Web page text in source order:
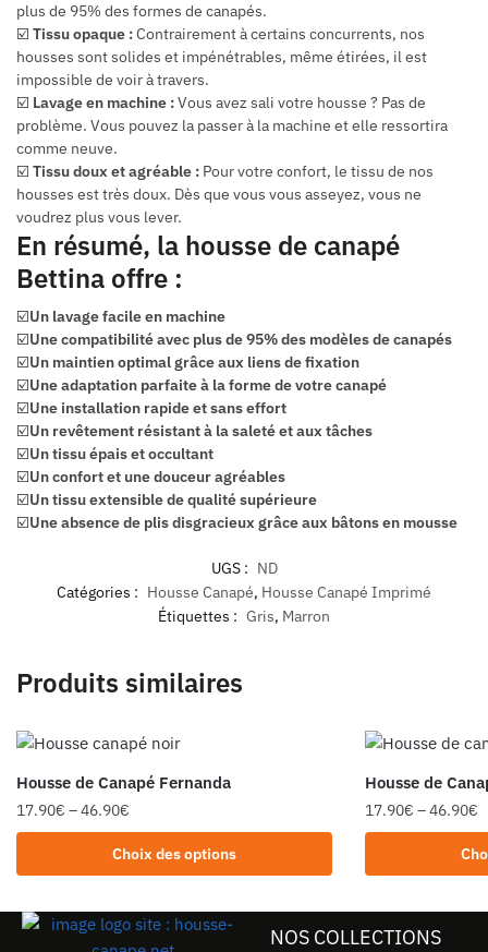
plus de 95% des formes de canapés.
☑️ Tissu opaque :Contrairement à certains concurrents, nos
housses sont solides et impénétrables, même étirées, il est
impossible de voir à travers.
☑️ Lavage en machine :Vous avez sali votre housse ? Pas de
problème. Vous pouvez la passer à la machine et elle ressortira
comme neuve.
☑️ Tissu doux et agréable : Pour votre confort, le tissu de nos
housses est très doux. Dès que vous vous asseyez, vous ne
voudrez plus vous lever.
En résumé, la housse de canapé
Bettina offre :
☑️Un lavage facile en machine
☑️Une compatibilité avec plus de 95% des modèles de canapés
☑️Un maintien optimal grâce aux liens de fixation
☑️Une adaptation parfaite à la forme de votre canapé
☑️Une installation rapide et sans effort
☑️Un revêtement résistant à la saleté et aux tâches
☑️Un tissu épais et occultant
☑️Un confort et une douceur agréables
☑️Un tissu extensible de qualité supérieure
☑️Une absence de plis disgracieux grâce aux bâtons en mousse
UGS : ND
Catégories : Housse Canapé, Housse Canapé Imprimé
Étiquettes : Gris, Marron
Produits similaires
Housse de Canapé Fernanda
17.90€ –46.90€
Choix des options
Housse de
17.90€ –46.90€
NOS COLLECTIONS